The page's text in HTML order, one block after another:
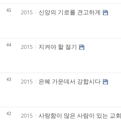
45 2015 신앙의 기로를 견고하게
44 2015 지켜야 할 절기
43 2015 은혜 가운데서 강합시다
42 2015 사랑함이 많은 사람이 있는 교회